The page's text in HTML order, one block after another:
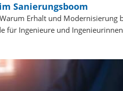
Sanierungsboom
Erhalt und Modernisierung
für Ingenieure und